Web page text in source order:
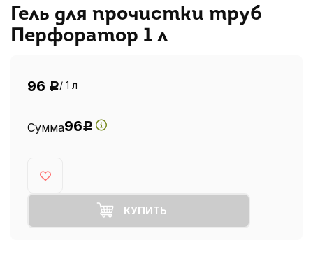
Гель для прочистки труб
Перфоратор 1 л
96 Р/ 1 л
Сумма96Р
КУПИТЬ